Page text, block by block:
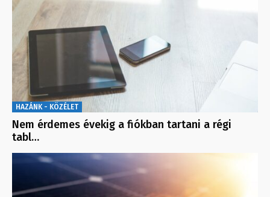
HAZÁNK - KÖZÉLET
Nem érdemes évekig a fiókban tartani a régi
tabl…